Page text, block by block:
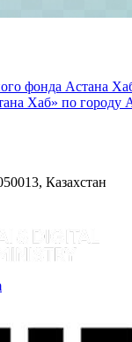
фонда Астана
Хаб» по городу
Казахстан